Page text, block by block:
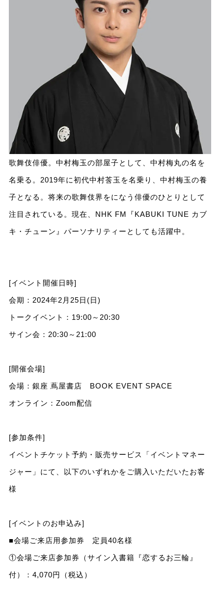
歌舞伎俳優。中村梅玉の部屋子として、中村梅丸の名を
名乗る。2019年に初代中村莟玉を名乗り、中村梅玉の養
子となる。将来の歌舞伎界をになう俳優のひとりとして
注目されている。現在、NHK FM『KABUKI TUNE カブ
キ・チューン』パーソナリティーとしても活躍中。
[イベント開催日時]
会期：2024年2月25日(日)
トークイベント：19:00～20:30
サイン会：20:30～21:00
[開催会場]
会場：銀座 蔦屋書店 BOOK EVENT SPACE
オンライン：Zoom配信
[参加条件]
イベントチケット予約・販売サービス「イベントマネー
ジャー」にて、以下のいずれかをご購入いただいたお客
様
[イベントのお申込み]
■会場ご来店用参加券 定員40名様
①会場ご来店参加券（サイン入書籍『恋するお三輪』
付）：4,070円（税込）